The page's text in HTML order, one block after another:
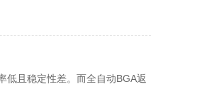
低且稳定性差。而全自动BGA返